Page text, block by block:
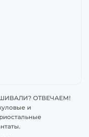
ОТВЕЧАЕМ!
и